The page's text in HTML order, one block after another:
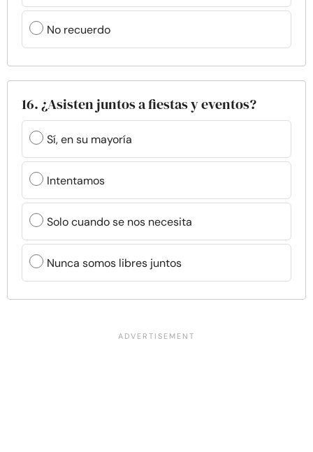
No recuerdo
16. ¿Asisten juntos a fiestas y eventos?
Sí, en su mayoría
Intentamos
Solo cuando se nos necesita
Nunca somos libres juntos